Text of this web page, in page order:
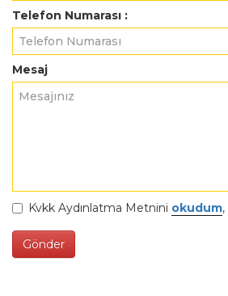
Telefon Numarası :
Mesaj
Kvkk Aydınlatma Metnini okudum
Gönder